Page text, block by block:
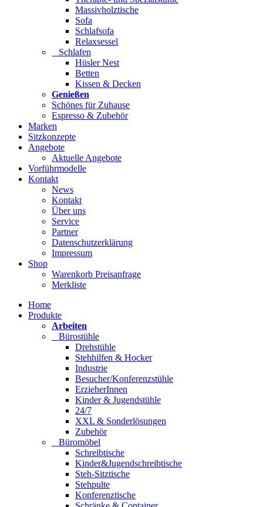
Massivholztische
Sofa
Schlafsofa
Relaxsessel
Schlafen
Hüsler Nest
Betten
Kissen & Decken
Genießen
Schönes für Zuhause
Espresso & Zubehör
Marken
Sitzkonzepte
Angebote
Aktuelle Angebote
Vorführmodelle
Kontakt
News
Kontakt
Über uns
Service
Partner
Datenschutzerklärung
Impressum
Shop
Warenkorb Preisanfrage
Merkliste
Home
Produkte
Arbeiten
Bürostühle
Drehstühle
Stehhilfen & Hocker
Industrie
Besucher/Konferenzstühle
ErzieherInnen
Kinder & Jugendstühle
24/7
XXL & Sonderlösungen
Zubehör
Büromöbel
Schreibtische
Kinder&Jugendschreibtische
Steh-Sitztische
Stehpulte
Konferenztische